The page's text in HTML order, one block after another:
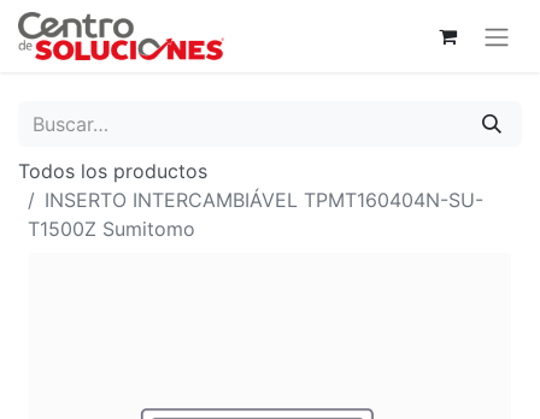
Todos los productos
INSERTO INTERCAMBIÁVEL TPMT160404N-SU-
T1500Z Sumitomo